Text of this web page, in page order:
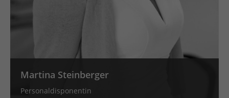
Martina Steinberger
Personaldisponentin
Cookie-Informationen anzeigen
Marketing-Cookies werden von Drittanbietern oder
Publishern verwendet, um personalisierte Werbung
Websites hinweg verfolgen.
Cookie-Informationen anzeigen